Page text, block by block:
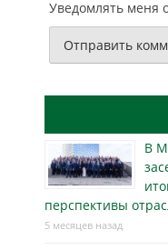
Уведомлять меня
В
перспективы
5 месяцев назад